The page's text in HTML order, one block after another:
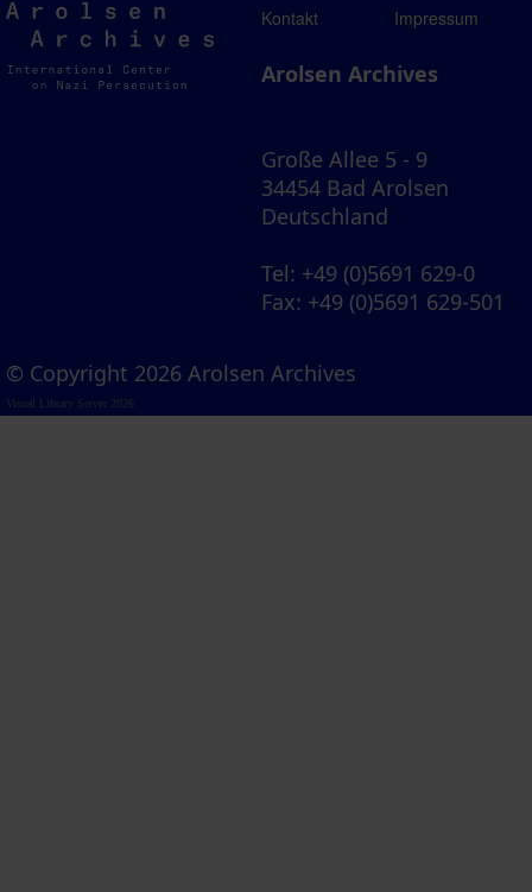
Arolsen
Archives
Kontakt Impressum
Arolsen Archives
Große Allee 5 - 9
34454 Bad Arolsen
Deutschland
Tel: +49 (0)5691 629-0
Fax: +49 (0)5691 629-501
© Copyright 2026 Arolsen Archives
Visual Library Server 2026